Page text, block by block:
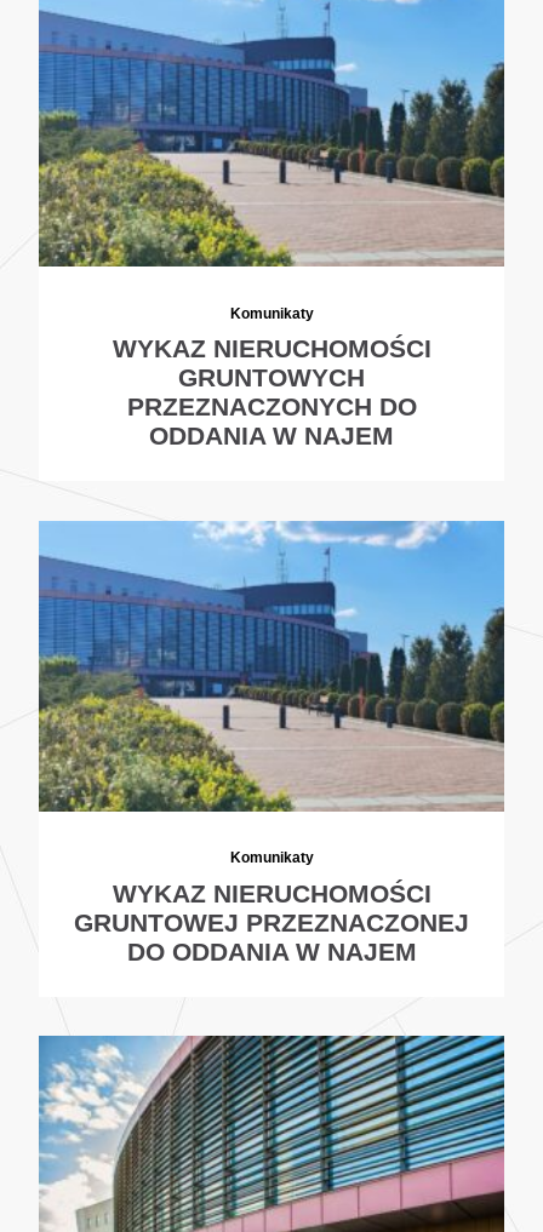
Komunikaty
WYKAZ NIERUCHOMOŚCI
GRUNTOWYCH
PRZEZNACZONYCH DO
ODDANIA W NAJEM
Komunikaty
WYKAZ NIERUCHOMOŚCI
GRUNTOWEJ PRZEZNACZONEJ
DO ODDANIA W NAJEM